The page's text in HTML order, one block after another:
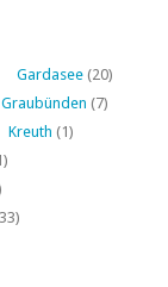
Gardasee (20)
Graubünden (7)
Kreuth (1)